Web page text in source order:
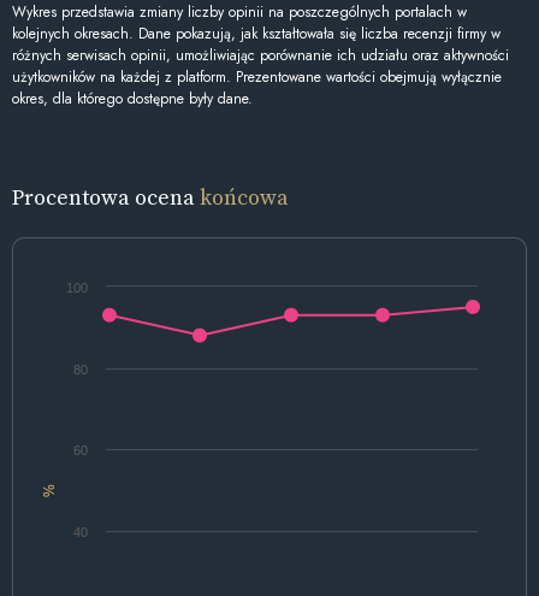
Wykres przedstawia zmiany liczby opinii na poszczególnych portalach w
kolejnych okresach. Dane pokazują, jak kształtowała się liczba recenzji firmy w
różnych serwisach opinii, umożliwiając porównanie ich udziału oraz aktywności
użytkowników na każdej z platform. Prezentowane wartości obejmują wyłącznie
okres, dla którego dostępne były dane.
Procentowa ocenakońcowa
%
40
60
80
100